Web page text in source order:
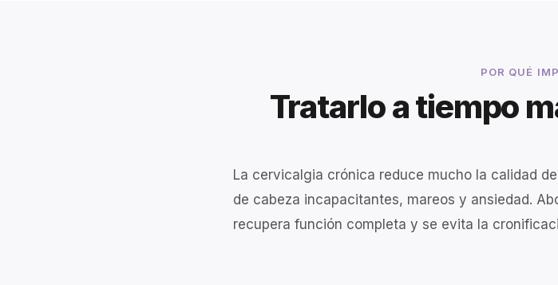
POR QUÉ
Tratarlo a tiempo
La cervicalgia crónica reduce mucho la calidad
de cabeza incapacitantes, mareos y ansiedad.
recupera función completa y se evita la